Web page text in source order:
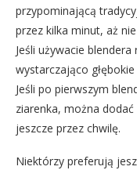
przypominającą
przez kilka minut, aż
Jeśli używacie
wystarczająco
Jeśli po pierwszym
ziarenka, można
jeszcze przez chwilę.
Niektórzy preferują